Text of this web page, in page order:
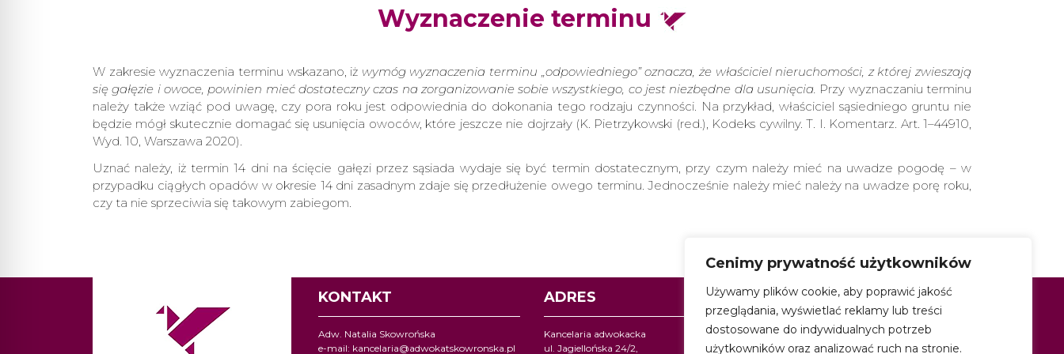
Cenimy prywatność użytkowników
Używamy plików cookie, aby poprawić jakość
przeglądania, wyświetlać reklamy lub treści
dostosowane do indywidualnych potrzeb
użytkowników oraz analizować ruch na stronie.
Wyznaczenie terminu
W zakresie wyznaczenia terminu wskazano, iż wymóg wyznaczenia terminu „odpowiedniego” oznacza, że właściciel nieruchomości, z której zwieszają
się gałęzie i owoce, powinien mieć dostateczny czas na zorganizowanie sobie wszystkiego, co jest niezbędne dla usunięcia. Przy wyznaczaniu terminu
należy także wziąć pod uwagę, czy pora roku jest odpowiednia do dokonania tego rodzaju czynności. Na przykład, właściciel sąsiedniego gruntu nie
będzie mógł skutecznie domagać się usunięcia owoców, które jeszcze nie dojrzały (K. Pietrzykowski (red.), Kodeks cywilny. T. I. Komentarz. Art. 1–44910,
Wyd. 10, Warszawa 2020).
Uznać należy, iż termin 14 dni na ścięcie gałęzi przez sąsiada wydaje się być termin dostatecznym, przy czym należy mieć na uwadze pogodę – w
przypadku ciągłych opadów w okresie 14 dni zasadnym zdaje się przedłużenie owego terminu. Jednocześnie należy mieć należy na uwadze porę roku,
czy ta nie sprzeciwia się takowym zabiegom.
KONTAKT
Adw. Natalia Skowrońska
e-mail: kancelaria@adwokatskowronska.pl
ADRES
Kancelaria adwokacka
ul. Jagiellońska 24/2,
MEDIA